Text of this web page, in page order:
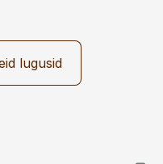
lugusid